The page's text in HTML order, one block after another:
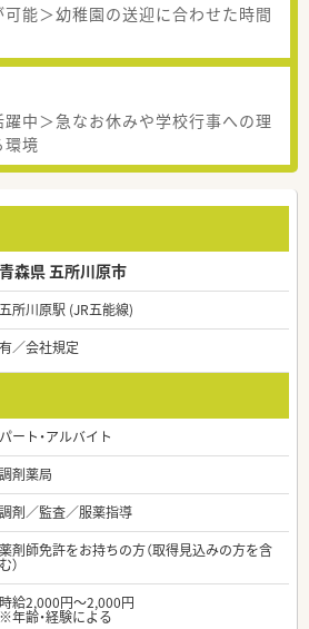
能＞幼稚園の送迎に合わせた時間
中＞急なお休みや学校行事への理
環境
青森県 五所川原市
五所川原駅 (JR五能線)
有／会社規定
パート・アルバイト
調剤薬局
調剤／監査／服薬指導
薬剤師免許をお持ちの方（取得見込みの方を含
む）
時給2,000円～2,000円
※年齢・経験による